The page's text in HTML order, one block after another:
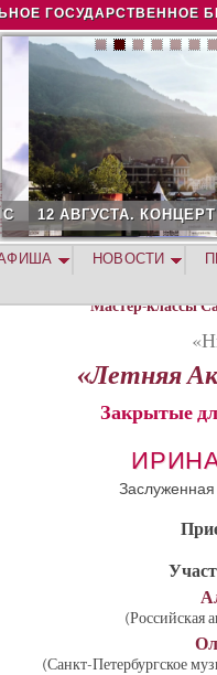
ГОСУДАРСТВЕННОЕ
12 АВГУСТА. КОНЦЕРТ
Мастер-классы
«Летняя
Закрытые
(Российская
(Санкт-Петербургское
НОВОСТИ